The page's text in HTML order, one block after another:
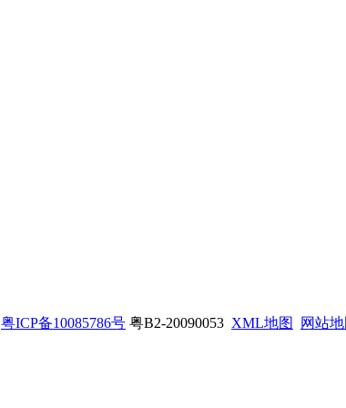
粤ICP备10085786号 粤B2-20090053 XML地图 网站